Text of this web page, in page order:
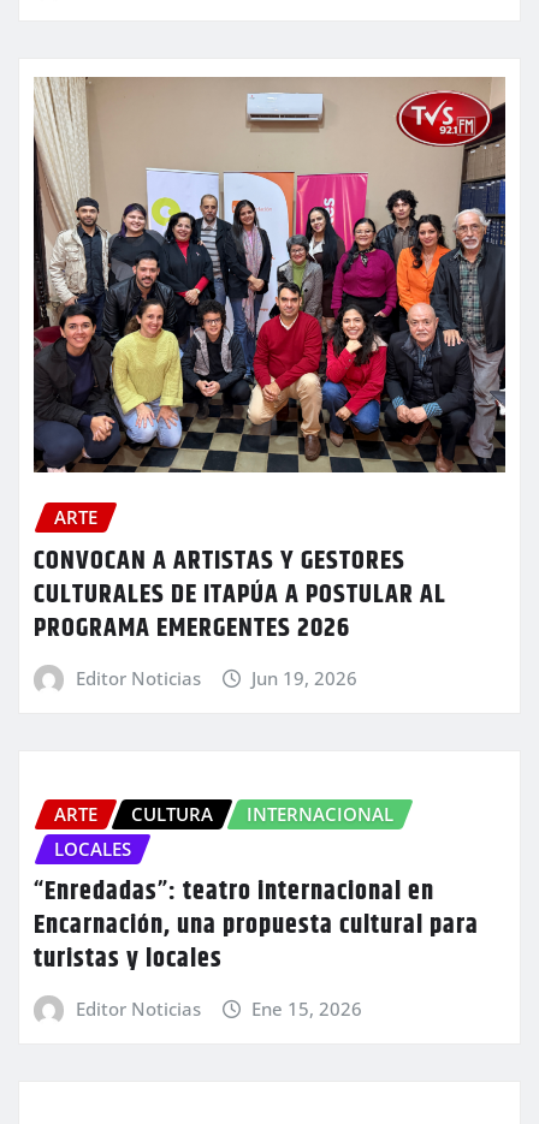
ARTE
CONVOCAN A ARTISTAS Y GESTORES
CULTURALES DE ITAPÚA A POSTULAR AL
PROGRAMA EMERGENTES 2026
Editor Noticias Jun 19, 2026
ARTE CULTURA
INTERNACIONAL
LOCALES
“Enredadas”: teatro internacional en
Encarnación, una propuesta cultural para
turistas y locales
Editor Noticias Ene 15, 2026